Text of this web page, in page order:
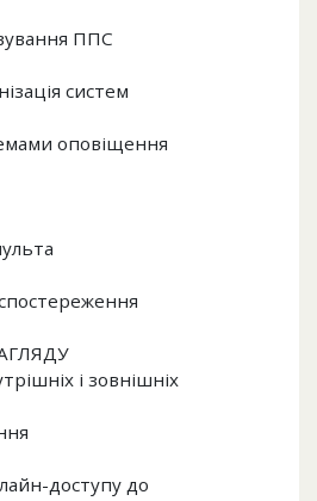
ППС
систем
оповіщення
і зовнішніх
доступу до